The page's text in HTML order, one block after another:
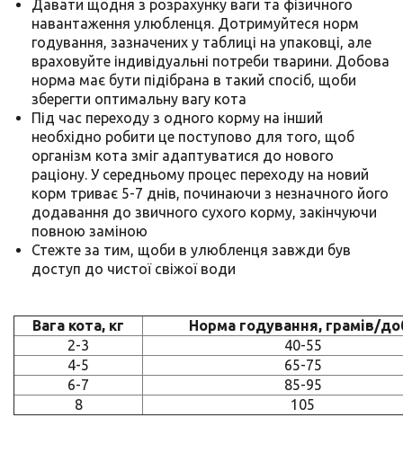
Давати щодня з розрахунку ваги та фізичного
навантаження улюбленця. Дотримуйтеся норм
годування, зазначених у таблиці на упаковці, але
враховуйте індивідуальні потреби тварини. Добова
норма має бути підібрана в такий спосіб, щоби
зберегти оптимальну вагу кота
Під час переходу з одного корму на інший
необхідно робити це поступово для того, щоб
організм кота зміг адаптуватися до нового
раціону. У середньому процес переходу на новий
корм триває 5-7 днів, починаючи з незначного його
додавання до звичного сухого корму, закінчуючи
повною заміною
Стежте за тим, щоби в улюбленця завжди був
доступ до чистої свіжої води
Вага кота, кг
Норма годування, грамів/
2-3
40-55
4-5
65-75
6-7
85-95
8
105